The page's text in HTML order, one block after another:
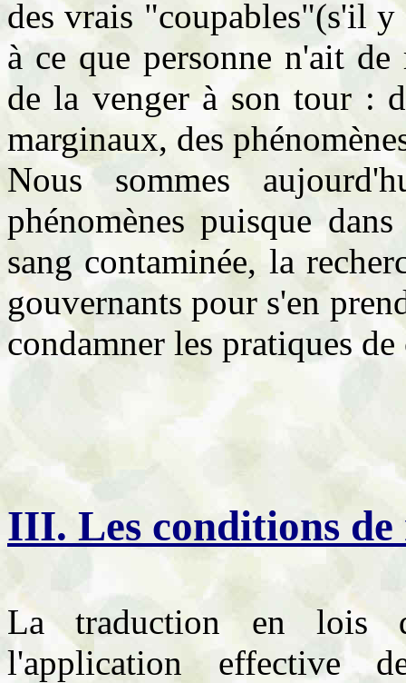
des vrais "coupables"(s'il
à ce que personne n'ait
de la venger à son tour :
marginaux, des
Nous sommes
phénomènes puisque
sang contaminée, la
gouvernants pour s'en
condamner les pratiques
III. Les conditions de
La traduction en lois
l'application effective